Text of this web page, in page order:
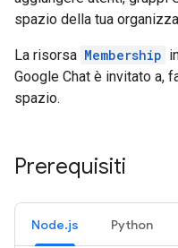
spazio della tua
La risorsa Membership
Google Chat è invitato a,
spazio.
Prerequisiti
Node.js Python